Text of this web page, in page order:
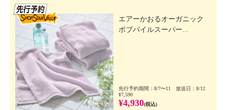
エアーかおるオーガニック
ボブパイルスーパー...
先行予約期間：8/7〜11 放送日：8/12
¥7,590
¥4,930(税込)